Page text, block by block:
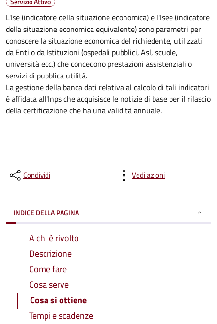
L'Ise (indicatore della situazione economica) e l'Isee (indicatore
della situazione economica equivalente) sono parametri per
conoscere la situazione economica del richiedente, utilizzati
da Enti o da Istituzioni (ospedali pubblici, Asl, scuole,
università ecc.) che concedono prestazioni assistenziali o
servizi di pubblica utilità.
La gestione della banca dati relativa al calcolo di tali indicatori
è affidata all'Inps che acquisisce le notizie di base per il rilascio
della certificazione che ha una validità annuale.
Condividi Vedi azioni
INDICE DELLA PAGINA
A chi è rivolto
Descrizione
Come fare
Cosa serve
Cosa si ottiene
Tempi e scadenze